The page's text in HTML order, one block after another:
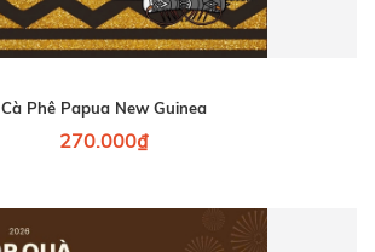
Cà Phê Papua New Guinea
270.000₫